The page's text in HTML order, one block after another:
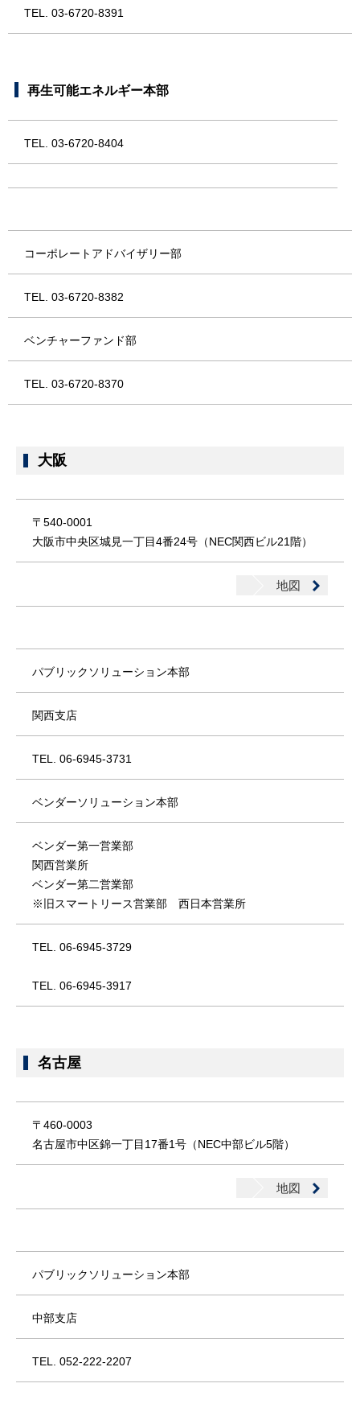
TEL. 03-6720-8391
再生可能エネルギー本部
TEL. 03-6720-8404
コーポレートアドバイザリー部
TEL. 03-6720-8382
ベンチャーファンド部
TEL. 03-6720-8370
大阪
〒540-0001
大阪市中央区城見一丁目4番24号（NEC関西ビル21階）
地図
パブリックソリューション本部
関西支店
TEL. 06-6945-3731
ベンダーソリューション本部
ベンダー第一営業部
関西営業所
ベンダー第二営業部
※旧スマートリース営業部 西日本営業所
TEL. 06-6945-3729
TEL. 06-6945-3917
名古屋
〒460-0003
名古屋市中区錦一丁目17番1号（NEC中部ビル5階）
地図
パブリックソリューション本部
中部支店
TEL. 052-222-2207